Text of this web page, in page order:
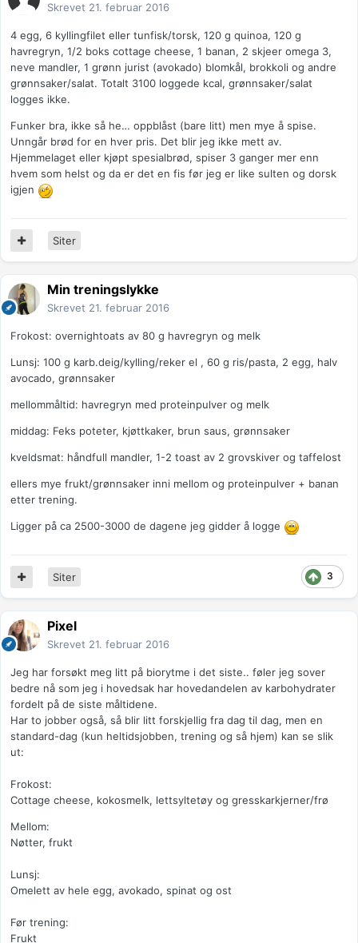
Skrevet 21. februar 2016
4 egg, 6 kyllingfilet eller tunfisk/torsk, 120 g quinoa, 120 g
havregryn, 1/2 boks cottage cheese, 1 banan, 2 skjeer omega 3,
neve mandler, 1 grønn jurist (avokado) blomkål, brokkoli og andre
grønnsaker/salat. Totalt 3100 loggede kcal, grønnsaker/salat
logges ikke.
Funker bra, ikke så he… oppblåst (bare litt) men mye å spise.
Unngår brød for en hver pris. Det blir jeg ikke mett av.
Hjemmelaget eller kjøpt spesialbrød, spiser 3 ganger mer enn
hvem som helst og da er det en fis før jeg er like sulten og dorsk
igjen
Siter
Min treningslykke
Skrevet 21. februar 2016
Frokost: overnightoats av 80 g havregryn og melk
Lunsj: 100 g karb.deig/kylling/reker el , 60 g ris/pasta, 2 egg, halv
avocado, grønnsaker
mellommåltid: havregryn med proteinpulver og melk
middag: Feks poteter, kjøttkaker, brun saus, grønnsaker
kveldsmat: håndfull mandler, 1-2 toast av 2 grovskiver og taffelost
ellers mye frukt/grønnsaker inni mellom og proteinpulver + banan
etter trening.
Ligger på ca 2500-3000 de dagene jeg gidder å logge
3
Siter
Pixel
Skrevet 21. februar 2016
Jeg har forsøkt meg litt på biorytme i det siste.. føler jeg sover
bedre nå som jeg i hovedsak har hovedandelen av karbohydrater
fordelt på de siste måltidene.
Har to jobber også, så blir litt forskjellig fra dag til dag, men en
standard-dag (kun heltidsjobben, trening og så hjem) kan se slik
ut:
Frokost:
Cottage cheese, kokosmelk, lettsyltetøy og gresskarkjerner/frø
Mellom:
Nøtter, frukt
Lunsj:
Omelett av hele egg, avokado, spinat og ost
Før trening:
Frukt